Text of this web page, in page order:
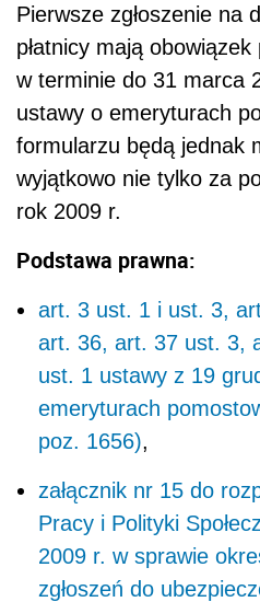
Pierwsze zgłoszenie na
płatnicy mają
w terminie do 31 marca
ustawy o emeryturach
formularzu będą jednak
wyjątkowo nie tylko za
rok 2009 r.
Podstawa prawna:
art. 3 ust. 1 i ust. 3,
art. 36, art. 37 ust. 3,
ust. 1 ustawy z 19
emeryturach
poz. 1656),
załącznik nr 15 do
Pracy i Polityki
2009 r. w sprawie
zgłoszeń do